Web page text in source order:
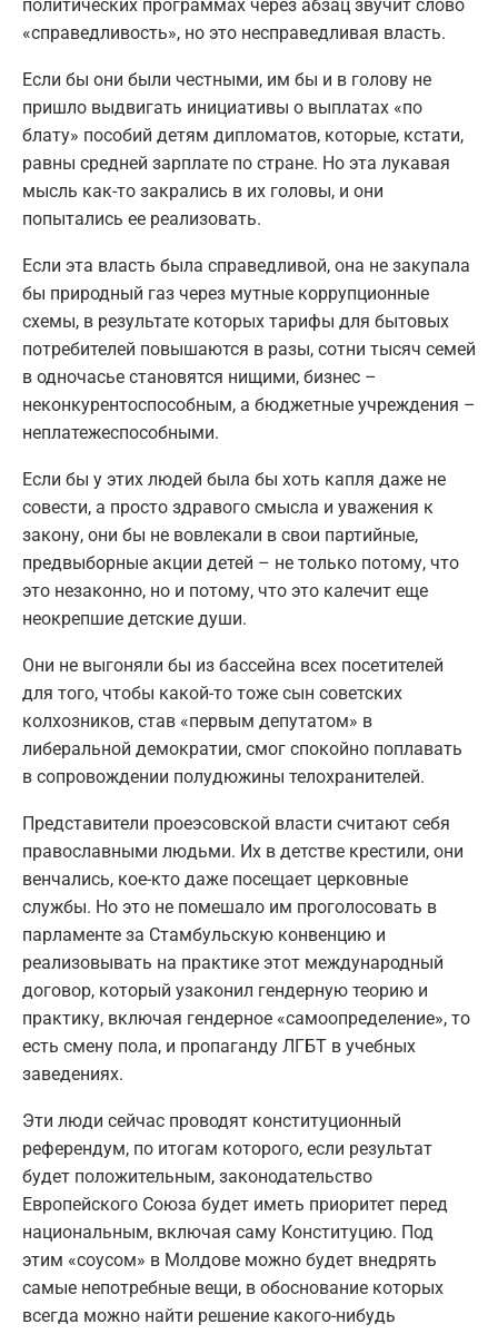
политических программах через абзац звучит слово
«справедливость», но это несправедливая власть.
Если бы они были честными, им бы и в голову не
пришло выдвигать инициативы о выплатах «по
блату» пособий детям дипломатов, которые, кстати,
равны средней зарплате по стране. Но эта лукавая
мысль как-то закрались в их головы, и они
попытались ее реализовать.
Если эта власть была справедливой, она не закупала
бы природный газ через мутные коррупционные
схемы, в результате которых тарифы для бытовых
потребителей повышаются в разы, сотни тысяч семей
в одночасье становятся нищими, бизнес –
неконкурентоспособным, а бюджетные учреждения –
неплатежеспособными.
Если бы у этих людей была бы хоть капля даже не
совести, а просто здравого смысла и уважения к
закону, они бы не вовлекали в свои партийные,
предвыборные акции детей – не только потому, что
это незаконно, но и потому, что это калечит еще
неокрепшие детские души.
Они не выгоняли бы из бассейна всех посетителей
для того, чтобы какой-то тоже сын советских
колхозников, став «первым депутатом» в
либеральной демократии, смог спокойно поплавать
в сопровождении полудюжины телохранителей.
Представители проеэсовской власти считают себя
православными людьми. Их в детстве крестили, они
венчались, кое-кто даже посещает церковные
службы. Но это не помешало им проголосовать в
парламенте за Стамбульскую конвенцию и
реализовывать на практике этот международный
договор, который узаконил гендерную теорию и
практику, включая гендерное «самоопределение», то
есть смену пола, и пропаганду ЛГБТ в учебных
заведениях.
Эти люди сейчас проводят конституционный
референдум, по итогам которого, если результат
будет положительным, законодательство
Европейского Союза будет иметь приоритет перед
национальным, включая саму Конституцию. Под
этим «соусом» в Молдове можно будет внедрять
самые непотребные вещи, в обоснование которых
всегда можно найти решение какого-нибудь